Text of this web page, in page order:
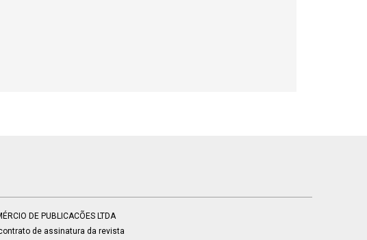
DE PUBLICACÕES LTDA
de assinatura da revista